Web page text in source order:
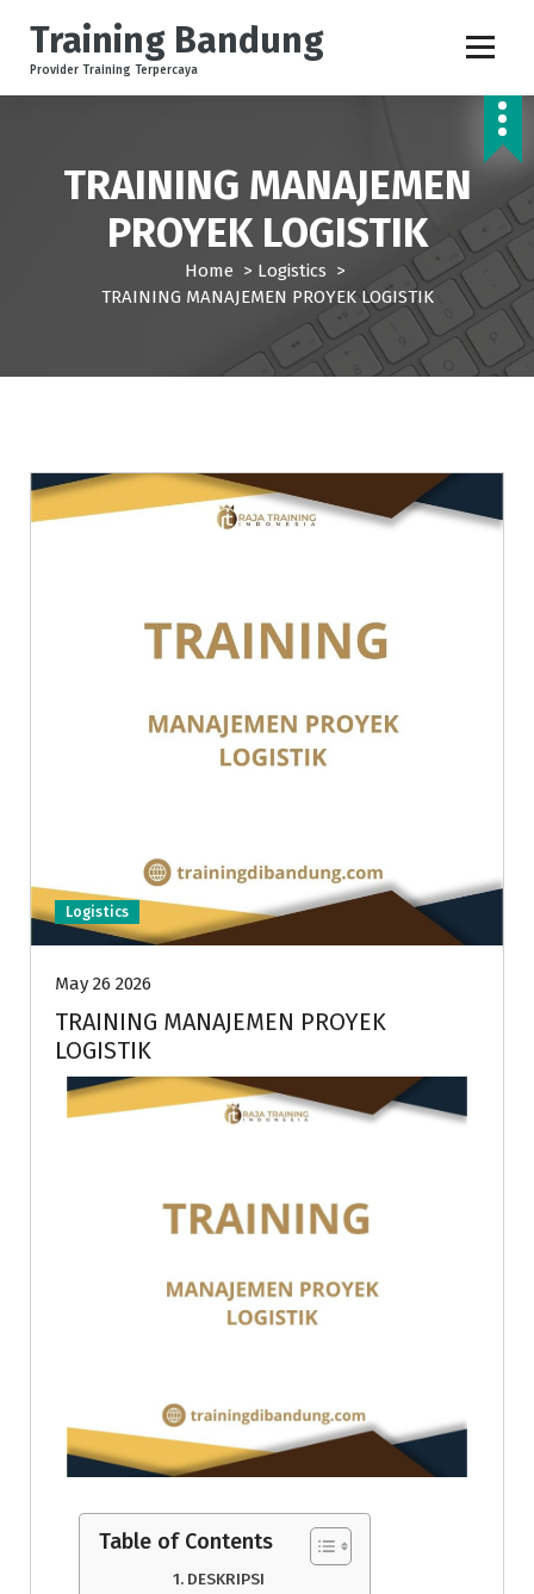
Training Bandung
Provider Training Terpercaya
TRAINING MANAJEMEN
PROYEK LOGISTIK
Home > Logistics >
TRAINING MANAJEMEN PROYEK LOGISTIK
Logistics
May 26 2026
TRAINING MANAJEMEN PROYEK
LOGISTIK
Table of Contents
DESKRIPSI